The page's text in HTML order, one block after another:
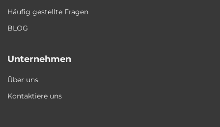
Häufig gestellte Fragen
BLOG
Unternehmen
Über uns
Kontaktiere uns